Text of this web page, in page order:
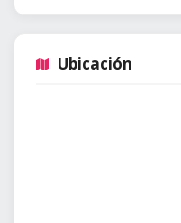
Ubicación